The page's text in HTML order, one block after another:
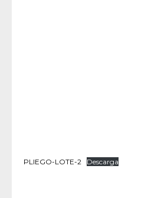
PLIEGO-LOTE-2 Descarga